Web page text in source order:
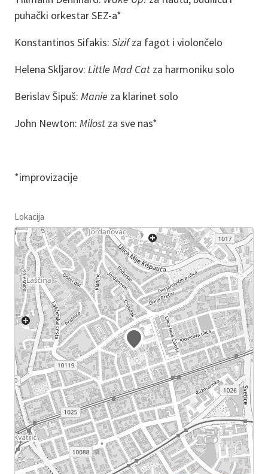
puhački orkestar SEZ-a*
Konstantinos Sifakis: Sizifza fagot i violončelo
Helena Skljarov: Little Mad Cat za harmoniku solo
Berislav Šipuš: Manie za klarinet solo
John Newton: Milost za sve nas*
*improvizacije
Lokacija